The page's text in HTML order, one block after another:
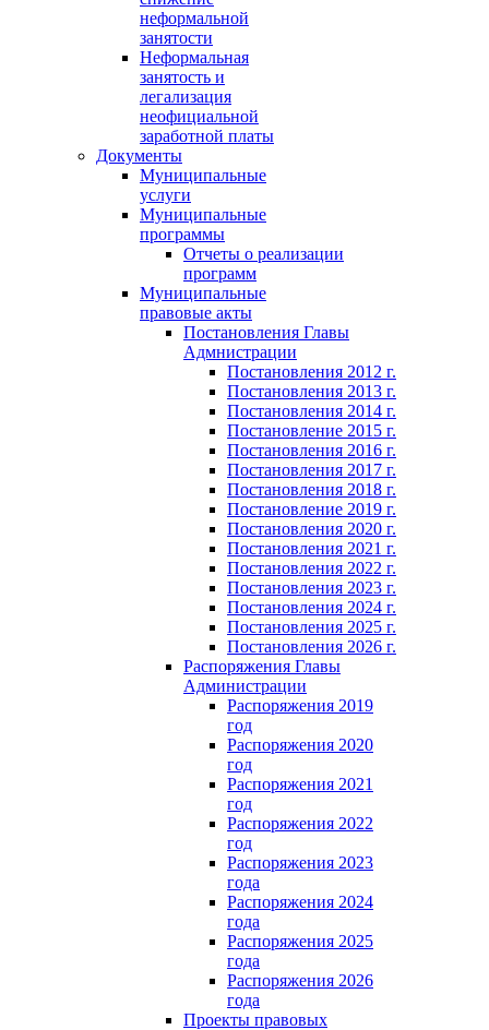
неформальной
занятости
Неформальная
занятость и
легализация
неофициальной
заработной платы
Документы
Муниципальные
услуги
Муниципальные
программы
Отчеты о реализации
программ
Муниципальные
правовые акты
Постановления Главы
Адмнистрации
Постановления 2012 г.
Постановления 2013 г.
Постановления 2014 г.
Постановление 2015 г.
Постановления 2016 г.
Постановления 2017 г.
Постановления 2018 г.
Постановление 2019 г.
Постановления 2020 г.
Постановления 2021 г.
Постановления 2022 г.
Постановления 2023 г.
Постановления 2024 г.
Постановления 2025 г.
Постановления 2026 г.
Распоряжения Главы
Администрации
Распоряжения 2019
год
Распоряжения 2020
год
Распоряжения 2021
год
Распоряжения 2022
год
Распоряжения 2023
года
Распоряжения 2024
года
Распоряжения 2025
года
Распоряжения 2026
года
Проекты правовых